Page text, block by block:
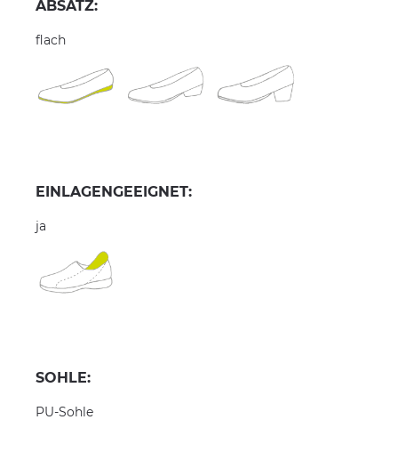
ABSATZ:
flach
EINLAGENGEEIGNET:
ja
SOHLE:
PU-Sohle